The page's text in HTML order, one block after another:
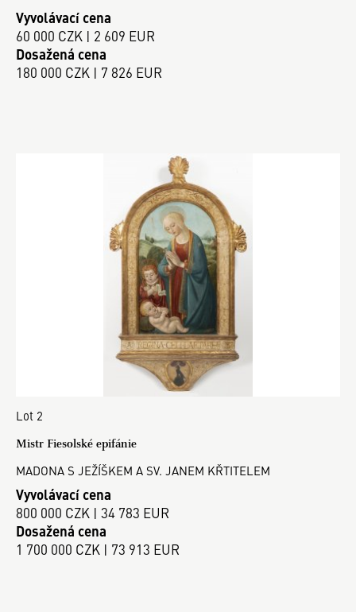
Vyvolávací cena
60 000 CZK | 2 609 EUR
Dosažená cena
180 000 CZK | 7 826 EUR
Lot 2
Mistr Fiesolské epifánie
MADONA S JEŽÍŠKEM A SV. JANEM KŘTITELEM
Vyvolávací cena
800 000 CZK | 34 783 EUR
Dosažená cena
1 700 000 CZK | 73 913 EUR